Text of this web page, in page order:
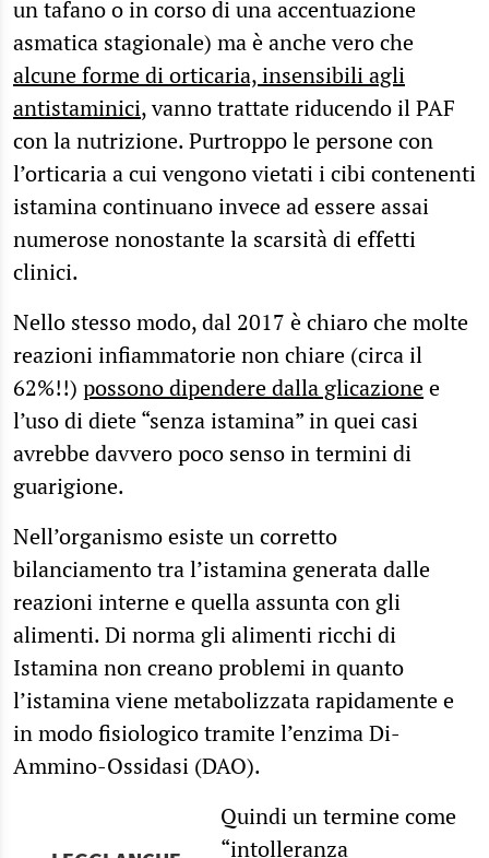
un tafano o in corso di una accentuazione
asmatica stagionale) ma è anche vero che
alcune forme di orticaria, insensibili agli
antistaminici, vanno trattate riducendo il PAF
con la nutrizione. Purtroppo le persone con
l’orticaria a cui vengono vietati i cibi contenenti
istamina continuano invece ad essere assai
numerose nonostante la scarsità di effetti
clinici.
Nello stesso modo, dal 2017 è chiaro che molte
reazioni infiammatorie non chiare (circa il
62%!!) possono dipendere dalla glicazionee
l’uso di diete “senza istamina” in quei casi
avrebbe davvero poco senso in termini di
guarigione.
Nell’organismo esiste un corretto
bilanciamento tra l’istamina generata dalle
reazioni interne e quella assunta con gli
alimenti. Di norma gli alimenti ricchi di
Istamina non creano problemi in quanto
l’istamina viene metabolizzata rapidamente e
in modo fisiologico tramite l’enzima Di-
Ammino-Ossidasi (DAO).
Quindi un termine come
“intolleranza